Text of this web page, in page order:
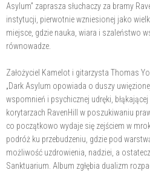
Asylum” zaprasza słuchaczy za bramy
instytucji, pierwotnie wzniesionej jako
miejsce, gdzie nauka, wiara i szaleństwo
równowadze.
Założyciel Kamelot i gitarzysta Thomas
„Dark Asylum opowiada o duszy
wspomnień i psychicznej udręki,
korytarzach RavenHill w poszukiwaniu
co początkowo wydaje się zejściem w
podróż ku przebudzeniu, gdzie pod
możliwość uzdrowienia, nadziei, a
Sanktuarium. Album zgłębia dualizm